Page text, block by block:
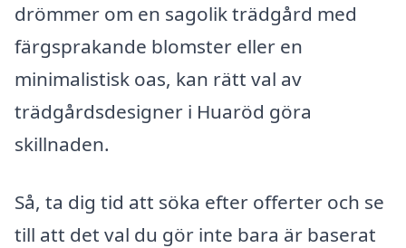
drömmer om en sagolik trädgård med
färgsprakande blomster eller en
minimalistisk oas, kan rätt val av
trädgårdsdesigner i Huaröd göra
skillnaden.
Så, ta dig tid att söka efter offerter och se
till att det val du gör inte bara är baserat